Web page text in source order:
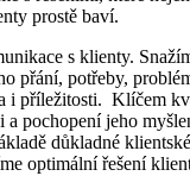
prostě baví.
s klienty.
přání, potřeby,
i příležitosti. Klíčem
a pochopení jeho
důkladné
optimální řešení